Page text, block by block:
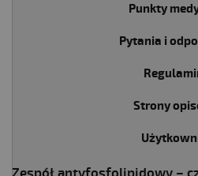
Punkty
Pytania i
Strony